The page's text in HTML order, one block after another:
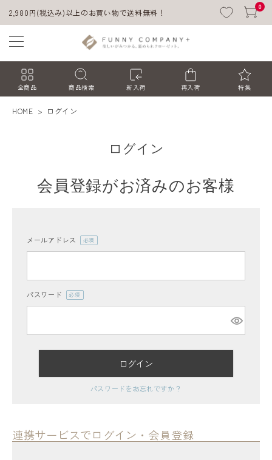
2,980円(税込み)以上のお買い物で送料無料！
0
全商品 商品検索 新入荷 再入荷 特集
レディースボトムス
HOME ログイン
ログイン
会員登録がお済みのお客様
メールアドレス
(必
パスワード
(必
ログイン
パスワードをお忘れですか？
連携サービスでログイン・会員登録